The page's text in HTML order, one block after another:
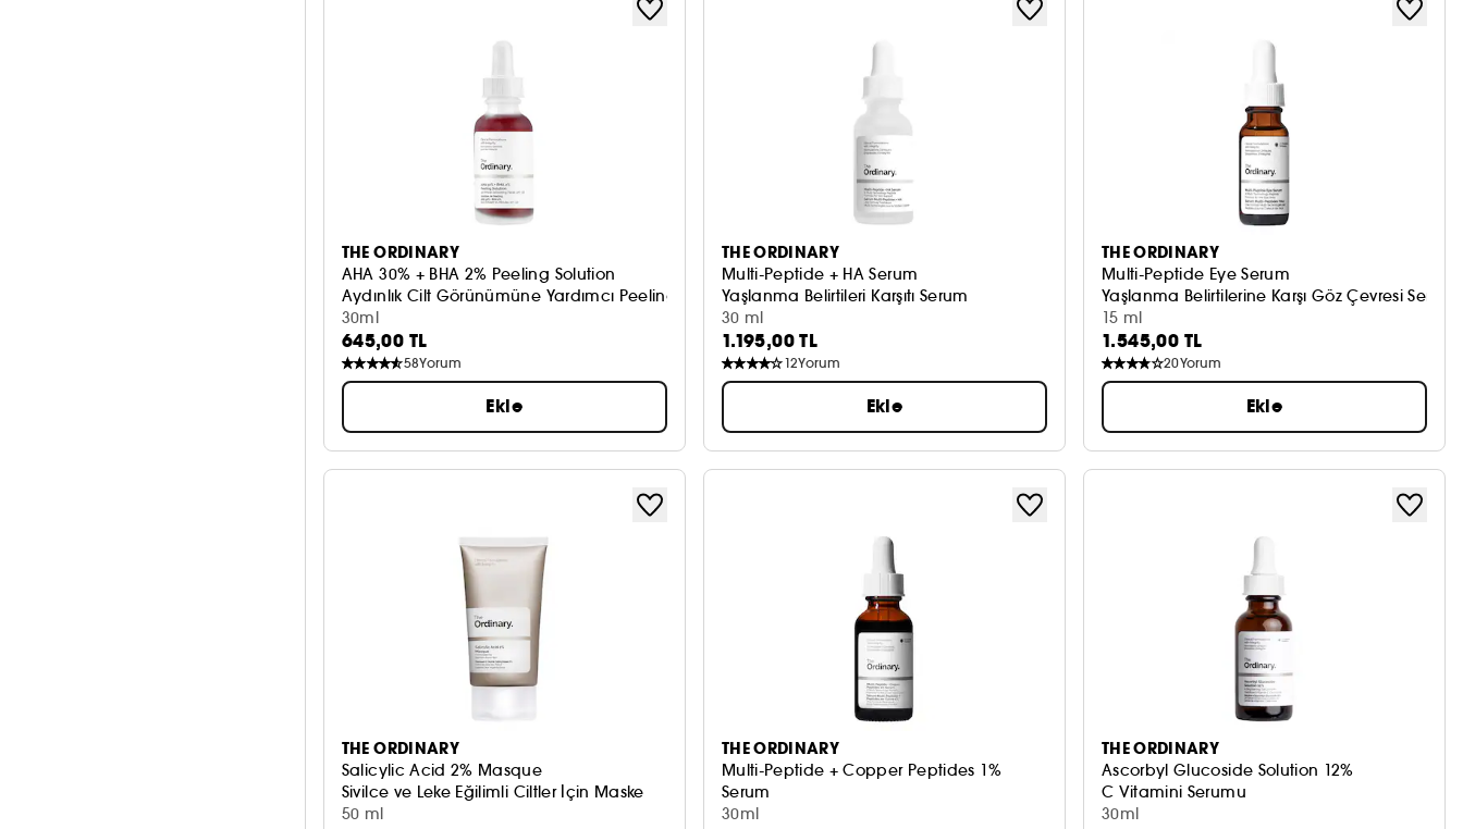
THE ORDINARY
AHA 30% + BHA 2% Peeling Solution
Aydınlık Cilt Görünümüne Yardımcı Peeling
30ml
645,00 TL
58Yorum
Ekle
THE ORDINARY
Multi-Peptide + HA Serum
Yaşlanma Belirtileri Karşıtı Serum
30 ml
1.195,00 TL
12Yorum
Ekle
THE ORDINARY
Multi-Peptide Eye Serum
Yaşlanma Belirtilerine Karşı Göz Çevresi
15 ml
1.545,00 TL
20Yorum
Ekle
THE ORDINARY
Salicylic Acid 2% Masque
Sivilce ve Leke Eğilimli Ciltler İçin Maske
50 ml
THE ORDINARY
Multi-Peptide + Copper Peptides 1%
Serum
Yaşlanma Belirtileri Karşıtı Serum
30ml
THE ORDINARY
Ascorbyl Glucoside Solution 12%
C Vitamini Serumu
30ml